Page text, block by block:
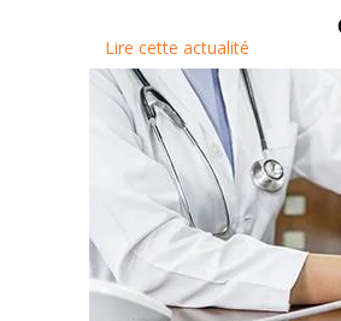
Lire cette actualité